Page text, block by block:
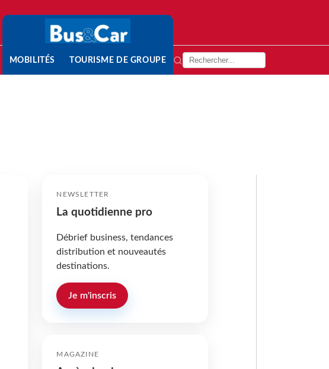
MOBILITÉS TOURISME DE GROUPE
NEWSLETTER
La quotidienne pro
Débrief business, tendances
distribution et nouveautés
destinations.
Je m'inscris
MAGAZINE